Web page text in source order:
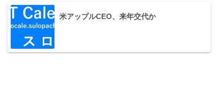
米アップルCEO、来年交代か